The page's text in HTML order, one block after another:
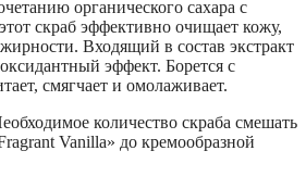
органического сахара с
скраб эффективно очищает кожу,
Входящий в состав экстракт
эффект. Борется с
смягчает и омолаживает.
количество скраба смешать
Vanilla» до кремообразной